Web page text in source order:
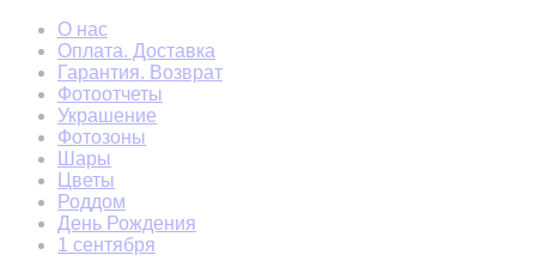
О нас
Оплата. Доставка
Гарантия. Возврат
Фотоотчеты
Украшение
Фотозоны
Шары
Цветы
Роддом
День Рождения
1 сентября